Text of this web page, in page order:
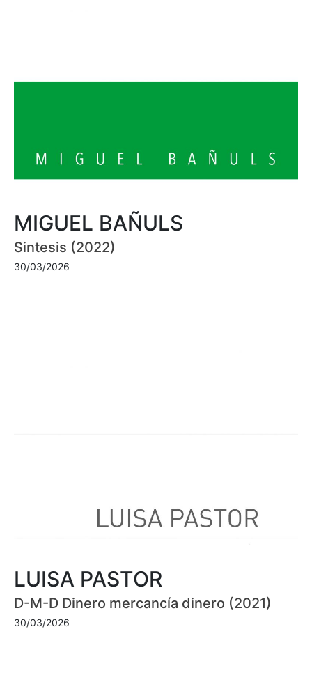
MIGUEL BAÑULS
Sintesis (2022)
30/03/2026
LUISA PASTOR
D-M-D Dinero mercancía dinero (2021)
30/03/2026